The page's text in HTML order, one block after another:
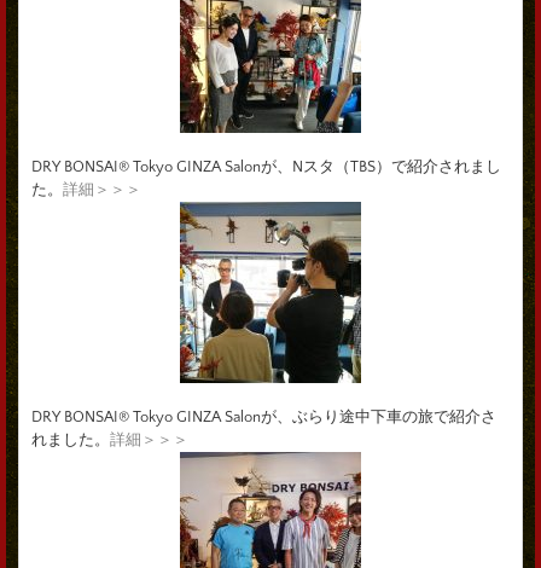
DRY BONSAI® Tokyo GINZA Salonが、Nスタ（TBS）で紹介されまし
た。 詳細＞＞＞
DRY BONSAI® Tokyo GINZA Salonが、ぶらり途中下車の旅で紹介さ
れました。 詳細＞＞＞